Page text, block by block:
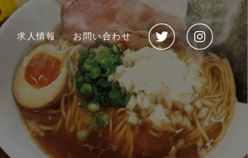
求人情報 お問い合わせ